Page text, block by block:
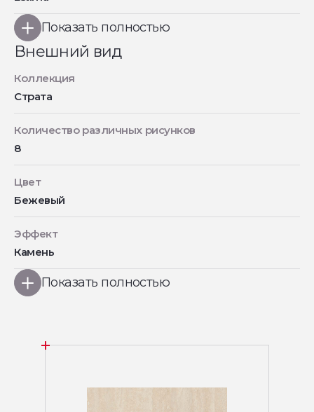
Показать полностью
Внешний вид
Коллекция
Страта
Количество различных рисунков
8
Цвет
Бежевый
Эффект
Камень
Показать полностью